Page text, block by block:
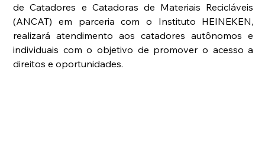
de Catadores e Catadoras de Materiais Recicláveis
(ANCAT) em parceria com o Instituto HEINEKEN,
realizará atendimento aos catadores autônomos e
individuais com o objetivo de promover o acesso a
direitos e oportunidades.